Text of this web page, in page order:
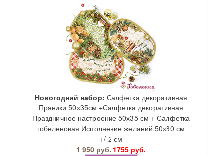
Новогодний набор: Салфетка декоративная
Пряники 50х35см +Салфетка декоративная
Праздничное настроение 50х35 см + Салфетка
гобеленовая Исполнение желаний 50х30 см
+/-2 см
1 950 руб. 1755 руб.